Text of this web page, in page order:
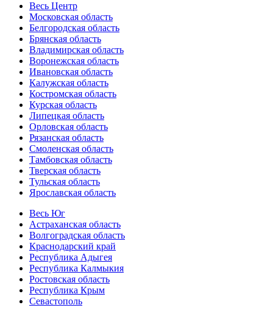
Весь Центр
Московская область
Белгородская область
Брянская область
Владимирская область
Воронежская область
Ивановская область
Калужская область
Костромская область
Курская область
Липецкая область
Орловская область
Рязанская область
Смоленская область
Тамбовская область
Тверская область
Тульская область
Ярославская область
Весь Юг
Астраханская область
Волгоградская область
Краснодарский край
Республика Адыгея
Республика Калмыкия
Ростовская область
Республика Крым
Севастополь